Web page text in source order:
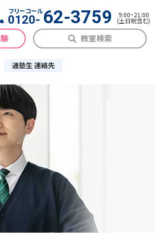
フリーコール
0120- 62-3759 9:00~21:00
(土日祝含む)
教室検索
通塾生 連絡先